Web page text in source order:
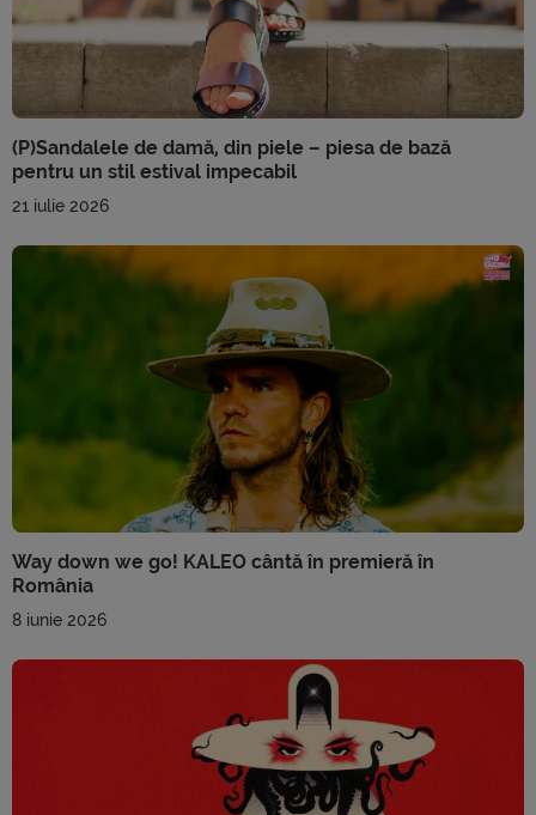
(P)Sandalele de damă, din piele – piesa de bază
pentru un stil estival impecabil
21 iulie 2026
Way down we go! KALEO cântă în premieră în
România
8 iunie 2026